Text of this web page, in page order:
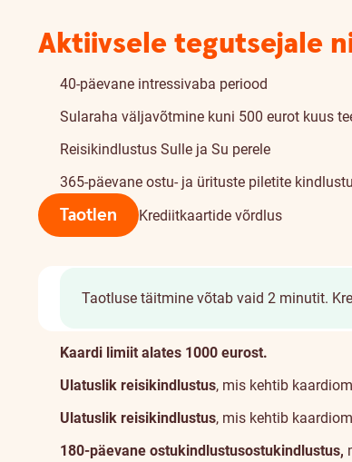
Aktiivsele tegutsejale
40-päevane intressivaba periood
Sularaha väljavõtmine kuni 500 eurot kuus
Reisikindlustus Sulle ja Su perele
365-päevane ostu- ja ürituste piletite
Taotlen Krediitkaartide võrdlus
Taotluse täitmine võtab vaid 2 minutit.
Kaardist
Kaardi limiit alates 1000 eurost.
Ulatuslik reisikindlustus, mis kehtib
Ulatuslik reisikindlustus, mis kehtib
180-päevane ostukindlustusostukindlustus,